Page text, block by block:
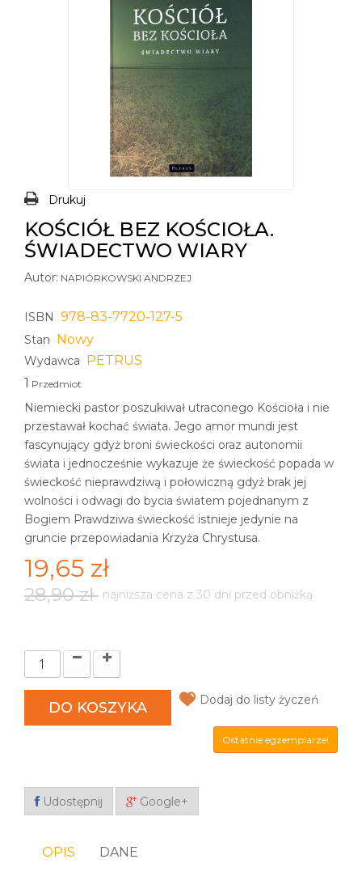
Drukuj
KOŚCIÓŁ BEZ KOŚCIOŁA.
ŚWIADECTWO WIARY
Autor: NAPIÓRKOWSKI ANDRZEJ
ISBN 978-83-7720-127-5
Stan Nowy
Wydawca PETRUS
1 Przedmiot
Niemiecki pastor poszukiwał utraconego Kościoła i nie
przestawał kochać świata. Jego amor mundi jest
fascynujący gdyż broni świeckości oraz autonomii
świata i jednocześnie wykazuje że świeckość popada w
świeckość nieprawdziwą i połowiczną gdyż brak jej
wolności i odwagi do bycia światem pojednanym z
Bogiem Prawdziwa świeckość istnieje jedynie na
gruncie przepowiadania Krzyża Chrystusa.
19,65 zł
28,90 zł najniższa cena z 30 dni przed obniżką
DO KOSZYKA Dodaj do listy życzeń
Ostatnie egzemplarze!
Udostępnij Google+
OPIS DANE